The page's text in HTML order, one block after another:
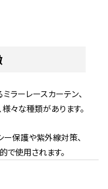
ラーレースカーテン、
々な種類があります。
ー保護や紫外線対策、
で使用されます。